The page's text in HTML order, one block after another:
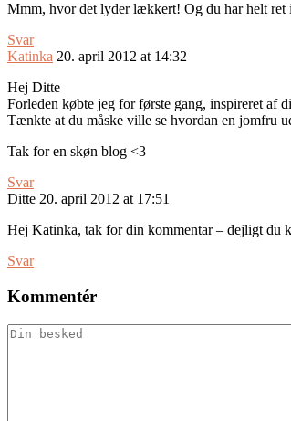
Mmm, hvor det lyder lækkert! Og du har helt ret
Svar
Katinka 20. april 2012 at 14:32
Hej Ditte
Forleden købte jeg for første gang, inspireret af
Tænkte at du måske ville se hvordan en jomfru
Tak for en skøn blog <3
Svar
Ditte 20. april 2012 at 17:51
Hej Katinka, tak for din kommentar – dejligt du
Svar
Kommentér